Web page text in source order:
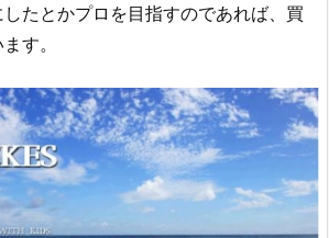
たとかプロを目指すのであれば、買
す。